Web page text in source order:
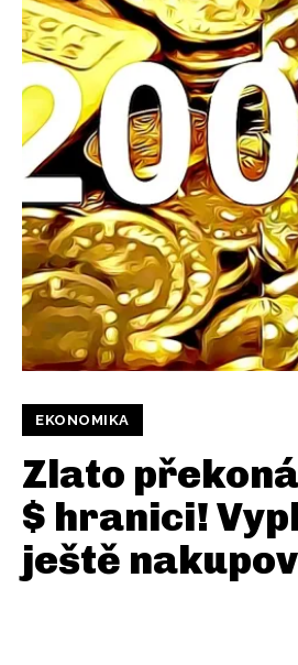
EKONOMIKA
Zlato
$ hranici!
ještě